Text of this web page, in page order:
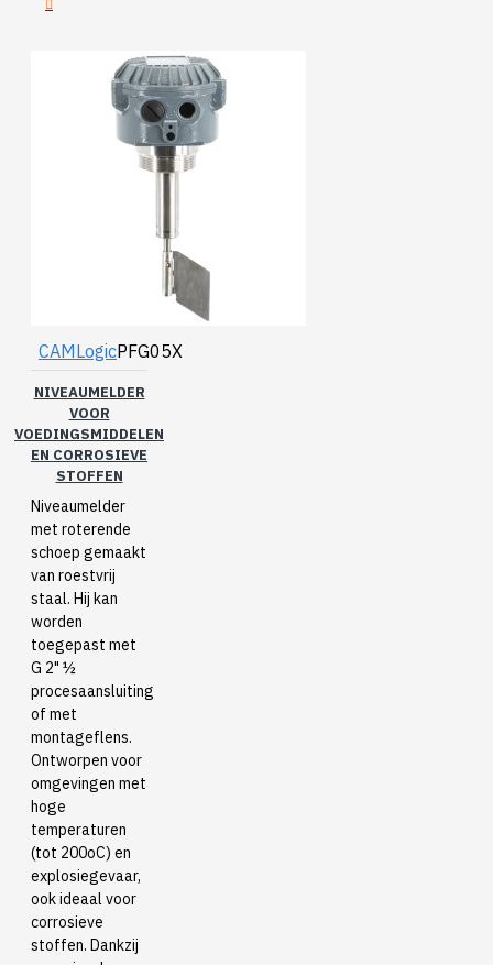
CAMLogicPFG05X
NIVEAUMELDER
VOOR
VOEDINGSMIDDELEN
EN CORROSIEVE
STOFFEN
Niveaumelder
met roterende
schoep gemaakt
van roestvrij
staal. Hij kan
worden
toegepast met
G 2" ½
procesaansluiting
of met
montageflens.
Ontworpen voor
omgevingen met
hoge
temperaturen
(tot 200oC) en
explosiegevaar,
ook ideaal voor
corrosieve
stoffen. Dankzij